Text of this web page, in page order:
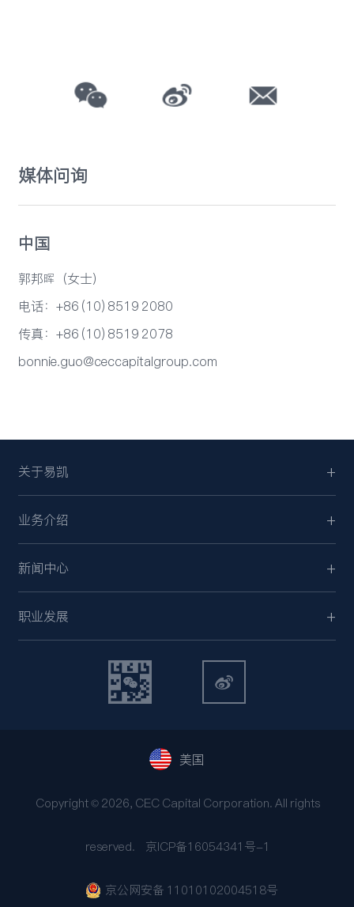
媒体问询
中国
郭邦晖（女士）
电话：+86 (10) 8519 2080
传真：+86 (10) 8519 2078
bonnie.guo@ceccapitalgroup.com
关于易凯
业务介绍
新闻中心
职业发展
美国
Copyright © 2026, CEC Capital Corporation. All rights
reserved. 京ICP备16054341号-1
京公网安备 11010102004518号